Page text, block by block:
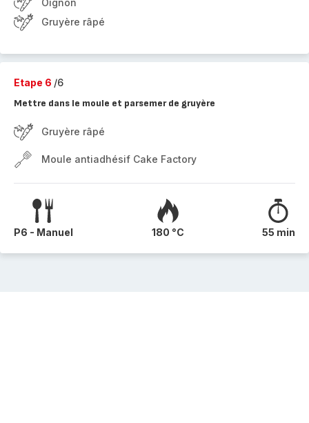
Oignon
Gruyère râpé
Etape 6 /6
Mettre dans le moule et parsemer de gruyère
Gruyère râpé
Moule antiadhésif Cake Factory
P6 - Manuel 180 °C 55 min